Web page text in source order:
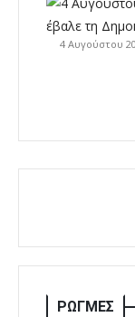
4 Αυγούστου
ΡΩΓΜΕΣ